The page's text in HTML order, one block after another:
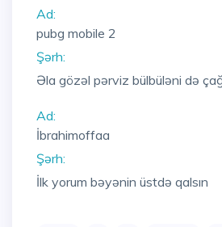
Ad:
pubg mobile 2
Şərh:
Əla gözəl pərviz bülbüləni də
Ad:
İbrahimoffaa
Şərh:
İlk yorum bəyənin üstdə qalsın